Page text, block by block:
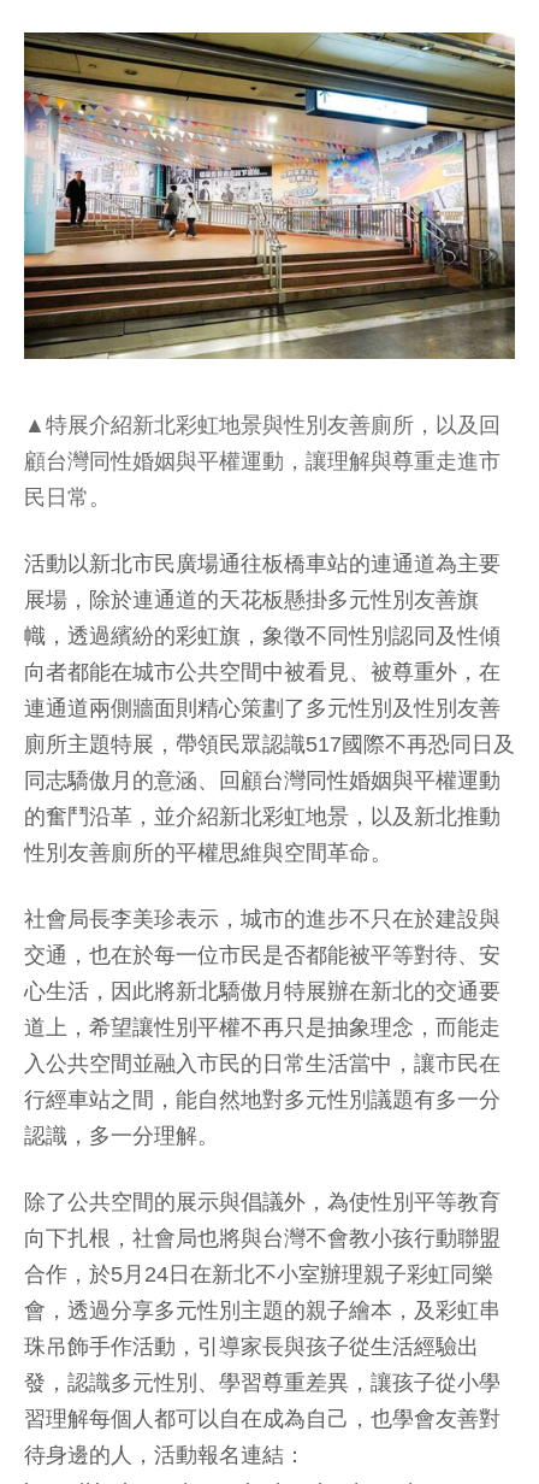
▲特展介紹新北彩虹地景與性別友善廁所，以及回
顧台灣同性婚姻與平權運動，讓理解與尊重走進市
民日常。
活動以新北市民廣場通往板橋車站的連通道為主要
展場，除於連通道的天花板懸掛多元性別友善旗
幟，透過繽紛的彩虹旗，象徵不同性別認同及性傾
向者都能在城市公共空間中被看見、被尊重外，在
連通道兩側牆面則精心策劃了多元性別及性別友善
廁所主題特展，帶領民眾認識517國際不再恐同日及
同志驕傲月的意涵、回顧台灣同性婚姻與平權運動
的奮鬥沿革，並介紹新北彩虹地景，以及新北推動
性別友善廁所的平權思維與空間革命。
社會局長李美珍表示，城市的進步不只在於建設與
交通，也在於每一位市民是否都能被平等對待、安
心生活，因此將新北驕傲月特展辦在新北的交通要
道上，希望讓性別平權不再只是抽象理念，而能走
入公共空間並融入市民的日常生活當中，讓市民在
行經車站之間，能自然地對多元性別議題有多一分
認識，多一分理解。
除了公共空間的展示與倡議外，為使性別平等教育
向下扎根，社會局也將與台灣不會教小孩行動聯盟
合作，於5月24日在新北不小室辦理親子彩虹同樂
會，透過分享多元性別主題的親子繪本，及彩虹串
珠吊飾手作活動，引導家長與孩子從生活經驗出
發，認識多元性別、學習尊重差異，讓孩子從小學
習理解每個人都可以自在成為自己，也學會友善對
待身邊的人，活動報名連結：